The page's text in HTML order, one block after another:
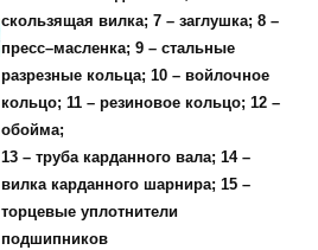
скользящая вилка; 7 – заглушка; 8 –
пресс–масленка; 9 – стальные
разрезные кольца; 10 – войлочное
кольцо; 11 – резиновое кольцо; 12 –
обойма;
13 – труба карданного вала; 14 –
вилка карданного шарнира; 15 –
торцевые уплотнители
подшипников